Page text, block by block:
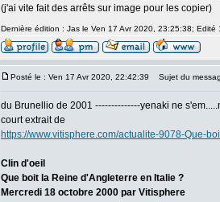
(j'ai vite fait des arrêts sur image pour les copier)
Dernière édition : Jas le Ven 17 Avr 2020, 23:25:38; Edité
Posté le : Ven 17 Avr 2020, 22:42:39 Sujet du
du Brunellio de 2001 --------------yenaki ne
court extrait de
https://www.vitisphere.com/actualite-9078-Que-
Clin d'oeil
Que boit la Reine d'Angleterre en Italie ?
Mercredi 18 octobre 2000 par Vitisphere